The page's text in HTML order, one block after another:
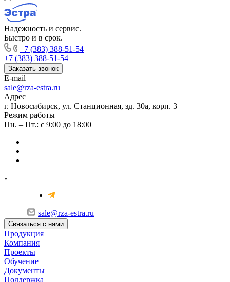
Надежность и сервис.
Быстро и в срок.
+7 (383) 388-51-54
+7 (383) 388-51-54
Заказать звонок
E-mail
sale@rza-estra.ru
Адрес
г. Новосибирск, ул. Станционная, зд. 30а, корп. 3
Режим работы
Пн. – Пт.: с 9:00 до 18:00
sale@rza-estra.ru
Связаться с нами
Продукция
Компания
Проекты
Обучение
Документы
Поддержка